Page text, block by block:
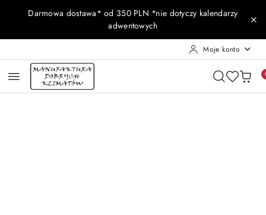
Przejdź do treści głównej
Przejdź do wyszukiwarki
Przejdź do moje konto
Przejdź do menu głównego
Przejdź do opisu produktu
Przejdź do stopki
Darmowa dostawa* od 350 PLN *nie dotyczy kalendarzy
adwentowych
Moje konto